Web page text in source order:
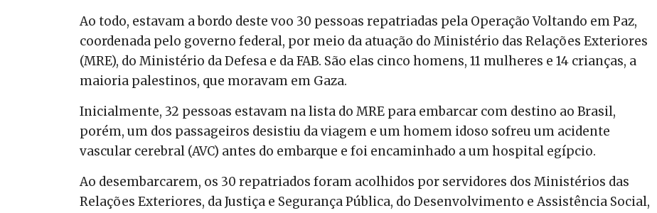
Ao todo, estavam a bordo deste voo 30 pessoas repatriadas pela Operação Voltando em Paz,
coordenada pelo governo federal, por meio da atuação do Ministério das Relações Exteriores
(MRE), do Ministério da Defesa e da FAB. São elas cinco homens, 11 mulheres e 14 crianças, a
maioria palestinos, que moravam em Gaza.
Inicialmente, 32 pessoas estavam na lista do MRE para embarcar com destino ao Brasil,
porém, um dos passageiros desistiu da viagem e um homem idoso sofreu um acidente
vascular cerebral (AVC) antes do embarque e foi encaminhado a um hospital egípcio.
Ao desembarcarem, os 30 repatriados foram acolhidos por servidores dos Ministérios das
Relações Exteriores, da Justiça e Segurança Pública, do Desenvolvimento e Assistência Social,